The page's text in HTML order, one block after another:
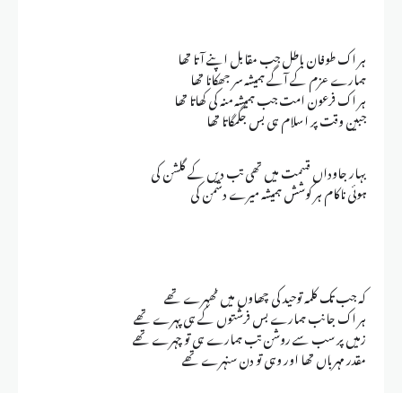
ہر اک طوفان باطل جب مقابل اپنے آتا تھا
ہمارے عزم کے آگے ہمیشہ سر جھکانا تھا
ہر اک فرعون امت جب ہمیشہ منہ کی کھاتا تھا
جبین وقت پر اسلام ہی بس جگمگاتا تھا
بہار جاوداں قسمت میں تھی تب دیں کے گلشن کی
ہوئی ناکام ہر کوشش ہمیشہ میرے دشمن کی
کہ جب تک کلمہ توحید کی چھاوں میں ٹھہرے تھے
ہر اک جانب ہمارے بس فرشتوں کے ہی پہرے تھے
زمیں پر سب سے روشن تب ہمارے ہی تو چہرے تھے
مقدر مہرباں تھا اور وہی تو دن سنہرے تھے